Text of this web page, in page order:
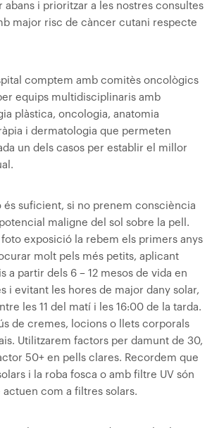
i prioritzar a les nostres consultes
major risc de càncer cutani respecte
comptem amb comitès oncològics
equips multidisciplinaris amb
plàstica, oncologia, anatomia
i dermatologia que permeten
un dels casos per establir el millor
és suficient, si no prenem consciència
maligne del sol sobre la pell.
exposició la rebem els primers anys
molt pels més petits, aplicant
a partir dels 6 – 12 mesos de vida en
i evitant les hores de major dany solar,
les 11 del matí i les 16:00 de la tarda.
de cremes, locions o llets corporals
Utilitzarem factors per damunt de 30,
50+ en pells clares. Recordem que
i la roba fosca o amb filtre UV són
com a filtres solars.